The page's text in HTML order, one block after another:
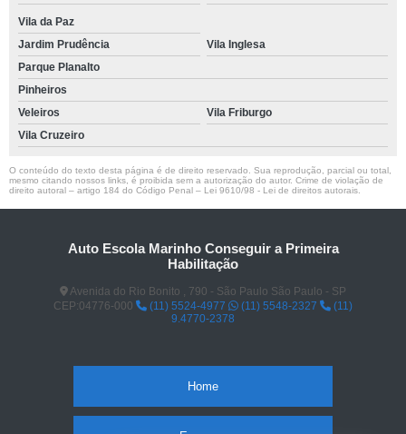
Vila da Paz
Jardim Prudência
Vila Inglesa
Parque Planalto
Pinheiros
Veleiros
Vila Friburgo
Vila Cruzeiro
O conteúdo do texto desta página é de direito reservado. Sua reprodução, parcial ou total,
mesmo citando nossos links, é proibida sem a autorização do autor. Crime de violação de
direito autoral – artigo 184 do Código Penal – Lei 9610/98 - Lei de direitos autorais
Auto Escola Marinho Conseguir a Primeira
Habilitação
Avenida do Rio Bonito , 790 - São Paulo São Paulo - SP
CEP:04776-000
(11) 5524-4977 (11) 5548-2327
(11)
9.4770-2378
Home